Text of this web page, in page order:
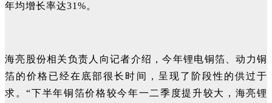
年均增长率达31%。
海亮股份相关负责人向记者介绍，今年锂电铜箔、动力铜
箔的价格已经在底部很长时间，呈现了阶段性的供过于
求。“下半年铜箔价格较今年一二季度提升较大，海亮锂